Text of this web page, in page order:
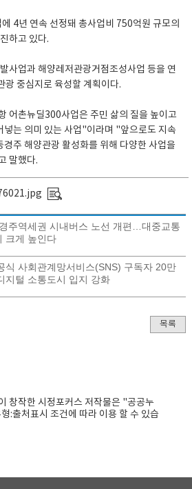
4년 연속 선정돼 총사업비 750억원 규모의
하고 있다.
사업과 해양레저관광거점조성사업 등을 연
광 중심지로 육성할 계획이다.
어촌뉴딜300사업은 주민 삶의 질을 높이고
넣는 의미 있는 사업"이라며 "앞으로도 지속
경주 해양관광 활성화를 위해 다양한 사업을
말했다.
주역세권 시내버스 노선 개편…대중교통
크게 높인다
식 사회관계망서비스(SNS) 구독자 20만
지털 소통도시 입지 강화
목록
창작한시정포커스 저작물은 "공공누
:출처표시 조건에 따라 이용 할 수 있습